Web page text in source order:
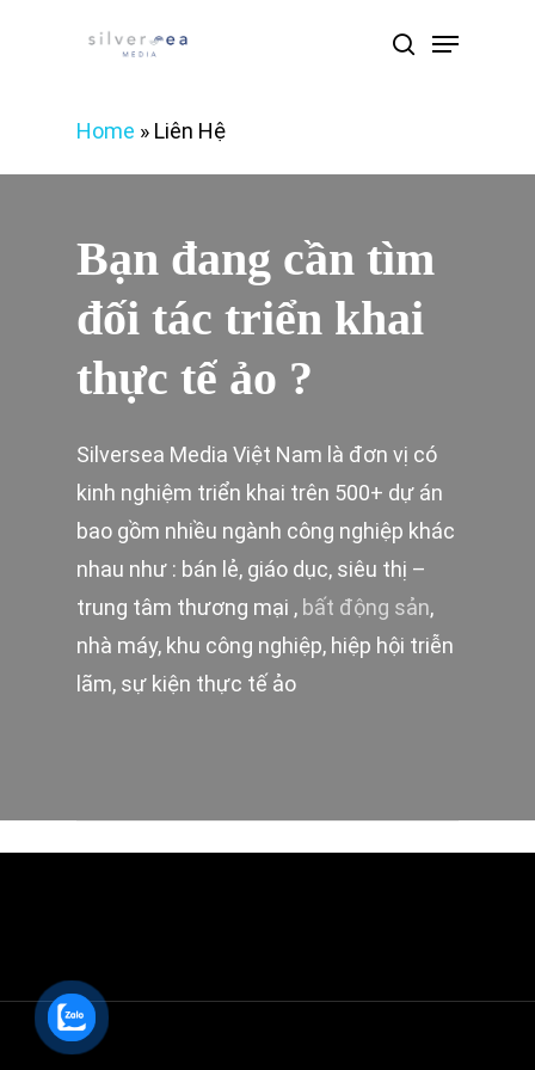
search
Menu
Home » Liên Hệ
Bạn đang cần tìm
đối tác triển khai
thực tế ảo ?
Silversea Media Việt Nam là đơn vị có
kinh nghiệm triển khai trên 500+ dự án
bao gồm nhiều ngành công nghiệp khác
nhau như : bán lẻ, giáo dục, siêu thị –
trung tâm thương mại , bất động sản,
nhà máy, khu công nghiệp, hiệp hội triễn
lãm, sự kiện thực tế ảo